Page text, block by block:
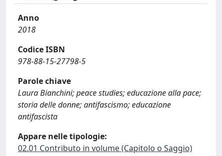
Anno
2018
Codice ISBN
978-88-15-27798-5
Parole chiave
Laura Bianchini; peace studies; educazione alla pace;
storia delle donne; antifascismo; educazione
antifascista
Appare nelle tipologie:
02.01 Contributo in volume (Capitolo o Saggio)